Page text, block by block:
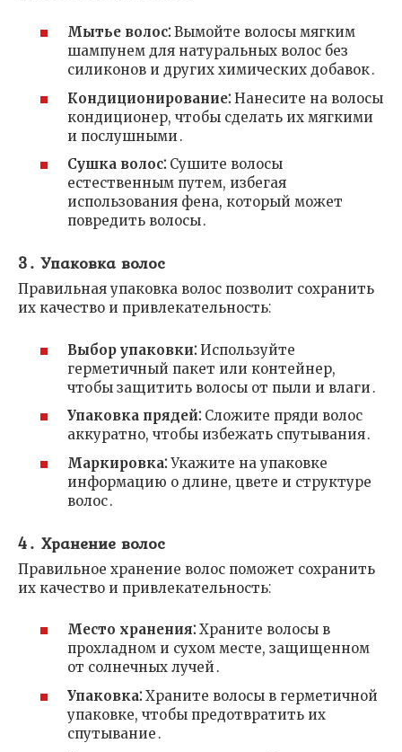
Мытье волос⁚ Вымойте волосы мягким
шампунем для натуральных волос без
силиконов и других химических добавок․
Кондиционирование⁚ Нанесите на волосы
кондиционер, чтобы сделать их мягкими
и послушными․
Сушка волос⁚ Сушите волосы
естественным путем, избегая
использования фена, который может
повредить волосы․
3․ Упаковка волос
Правильная упаковка волос позволит сохранить
их качество и привлекательность⁚
Выбор упаковки⁚ Используйте
герметичный пакет или контейнер,
чтобы защитить волосы от пыли и влаги․
Упаковка прядей⁚ Сложите пряди волос
аккуратно, чтобы избежать спутывания․
Маркировка⁚ Укажите на упаковке
информацию о длине, цвете и структуре
волос․
4․ Хранение волос
Правильное хранение волос поможет сохранить
их качество и привлекательность⁚
Место хранения⁚ Храните волосы в
прохладном и сухом месте, защищенном
от солнечных лучей․
Упаковка⁚ Храните волосы в герметичной
упаковке, чтобы предотвратить их
спутывание․